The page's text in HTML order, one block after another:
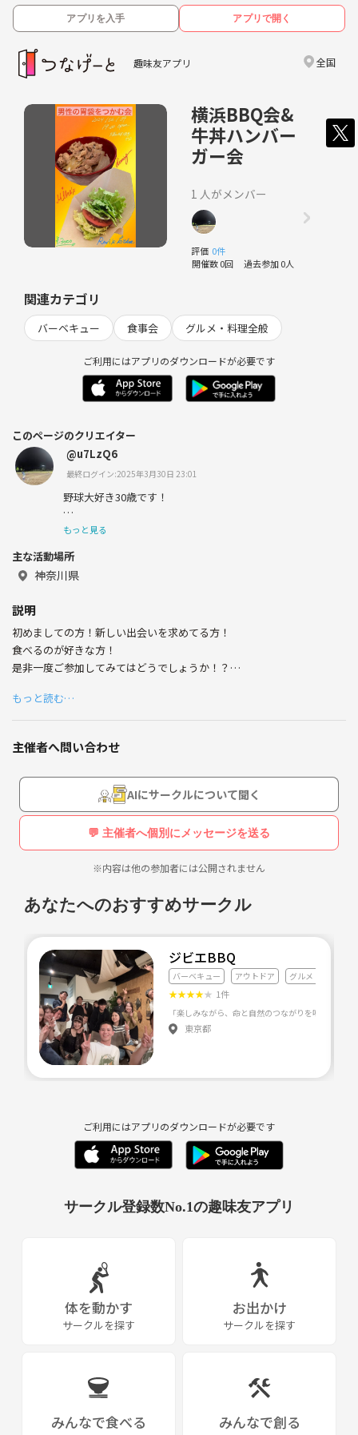
アプリを入手 アプリで開く
趣味友アプリ 全国
横浜BBQ会&
牛丼ハンバー
ガー会
1 人がメンバー
評価 0件
開催数 0回 過去参加 0人
関連カテゴリ
バーベキュー 食事会 グルメ・料理全般
ご利用にはアプリのダウンロードが必要です
このページのクリエイター
@u7LzQ6
最終ログイン:2025年3月30日 23:01
野球大好き30歳です！
よろしくお願いします！
もっと見る
主な活動場所
神奈川県
説明
初めましての方！新しい出会いを求めてる方！
食べるのが好きな方！
是非一度ご参加してみてはどうでしょうか！？
今後の会の予定
7/6土曜日 横浜BBQ会
片倉町17:00～21:00
7/13土曜日 牛丼ハンバーガー会
大倉山ルアナ13:00～16:00
7/15月曜日 横浜BBQ会
片倉町 13:00～17:00
もっと読む…
主催者へ問い合わせ
AIにサークルについて聞く
💬 主催者へ個別にメッセージを送る
※内容は他の参加者には公開されません
あなたへのおすすめサークル
ジビエBBQ
バーベキュー アウトドア グルメ・料理全般
★★★★★ 1件
東京都
ご利用にはアプリのダウンロードが必要です
サークル登録数No.1の趣味友アプリ
体を動かす
サークルを探す
お出かけ
サークルを探す
みんなで食べる みんなで創る